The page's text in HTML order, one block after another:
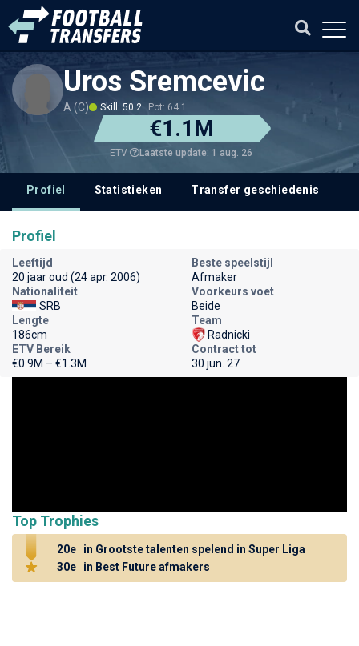
Uros Sremcevic
A (C) Skill: 50.2 Pot: 64.1
€1.1M
ETV Laatste update: 1 aug. 26
Profiel Statistieken Transfer geschiedenis
Profiel
Leeftijd
20 jaar oud (24 apr. 2006)
Beste speelstijl
Afmaker
Nationaliteit
SRB
Voorkeurs voet
Beide
Lengte
186cm
Team
Radnicki
ETV Bereik
€0.9M – €1.3M
Contract tot
30 jun. 27
Top Trophies
20e
in Grootste talenten spelend in Super Liga
30e
in Best Future afmakers